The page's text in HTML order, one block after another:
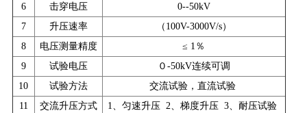
6
击穿电压
0--50kV
7
升压速率
（100V-3000V/s）
8
电压测量精度
≤ 1％
9
试验电压
０-50kV连续可调
10
试验方法
交流试验，直流试验
11
交流升压方式
1、匀速升压 2、梯度升压 3、耐压试验